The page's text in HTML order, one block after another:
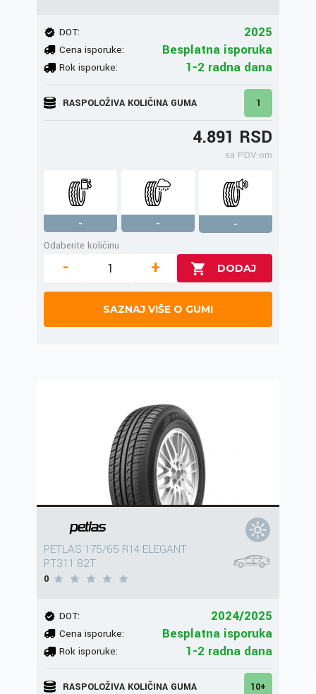
DOT: 2025
Cena isporuke: Besplatna isporuka
Rok isporuke: 1-2 radna dana
RASPOLOŽIVA KOLIČINA GUMA 1
4.891 RSD
sa PDV-om
- -
-
Odaberite količinu
- +
SAZNAJ VIŠE O GUMI
PETLAS 175/65 R14 ELEGANT
PT311 82T
0
DOT: 2024/2025
Cena isporuke: Besplatna isporuka
Rok isporuke: 1-2 radna dana
RASPOLOŽIVA KOLIČINA GUMA 10+